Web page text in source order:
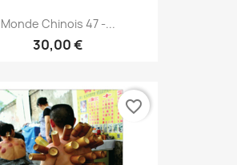
Monde Chinois 47 -...
30,00 €
favorite_border